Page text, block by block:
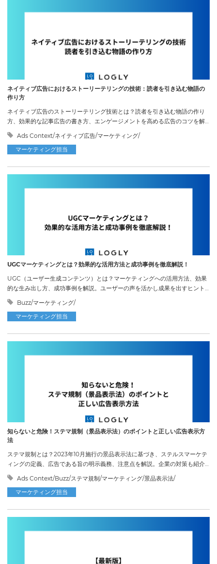
ネイティブ広告におけるストーリーテリングの技術：読者を引き込む物語の
作り方
ネイティブ広告のストーリーテリング技術とは？読者を引き込む物語の作り
方、効果的な記事広告の書き方、エンゲージメントを高める広告のコツを解
説。
Ads Context/ネイティブ広告/マーケティング/
マーケティング担当
UGCマーケティングとは？効果的な活用方法と成功事例を徹底解説！
UGC（ユーザー生成コンテンツ）とは？マーケティングへの活用方法、効果
的な生み出し方、成功事例を解説。ユーザーの声を活かし成果を出すヒント
に。
Buzz/マーケティング/
マーケティング担当
知らないと危険！ステマ規制（景品表示法）のポイントと正しい広告表示方
法
ステマ規制とは？2023年10月施行の景品表示法に基づき、ステルスマーケテ
ィングの定義、広告である旨の明示義務、注意点を解説。企業の対策も紹介
します。
Ads Context/Buzz/ステマ規制/マーケティング/景品表示法/
マーケティング担当